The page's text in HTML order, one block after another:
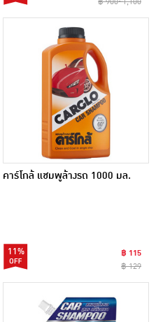
คาร์โกล้ แชมพูล้างรถ 1000 มล.
11%
฿ 115
฿ 129